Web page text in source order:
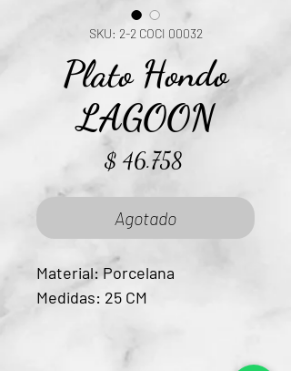
SKU: 2-2 COCI 00032
Plato Hondo
LAGOON
$ 46.758Precio
Agotado
Material: Porcelana
Medidas: 25 CM